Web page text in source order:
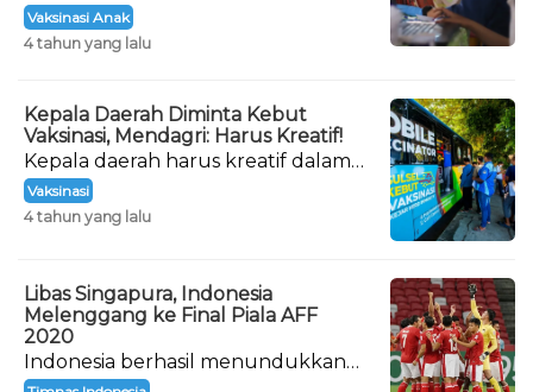
kepada anak-anak sudah dipastikan
keamanannya.
Vaksinasi Anak
4 tahun yang lalu
Kepala Daerah Diminta Kebut
Vaksinasi, Mendagri: Harus Kreatif!
Kepala daerah harus kreatif dalam
menarik minat warga untuk
vaksinasi.
Vaksinasi
4 tahun yang lalu
Libas Singapura, Indonesia
Melenggang ke Final Piala AFF
2020
Indonesia berhasil menundukkan